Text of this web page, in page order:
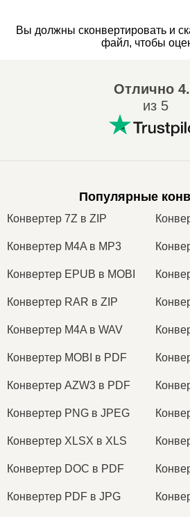
Вы должны сконвертировать и
файл, чтобы
Отлично
из 5
Популярные
Конвертер 7Z в ZIP
Конвертер M4A в MP3
Конвертер EPUB в MOBI
Конвертер RAR в ZIP
Конвертер M4A в WAV
Конвертер MOBI в PDF
Конвертер AZW3 в PDF
Конвертер PNG в JPEG
Конвертер XLSX в XLS
Конвертер DOC в PDF
Конвертер PDF в JPG